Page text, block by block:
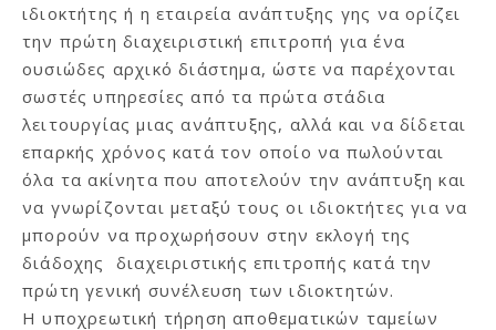
ιδιοκτήτης ή η εταιρεία ανάπτυξης γης να ορίζει
την πρώτη διαχειριστική επιτροπή για ένα
ουσιώδες αρχικό διάστημα, ώστε να παρέχονται
σωστές υπηρεσίες από τα πρώτα στάδια
λειτουργίας μιας ανάπτυξης, αλλά και να δίδεται
επαρκής χρόνος κατά τον οποίο να πωλούνται
όλα τα ακίνητα που αποτελούν την ανάπτυξη και
να γνωρίζονται μεταξύ τους οι ιδιοκτήτες για να
μπορούν να προχωρήσουν στην εκλογή της
διάδοχης διαχειριστικής επιτροπής κατά την
πρώτη γενική συνέλευση των ιδιοκτητών.
Η υποχρεωτική τήρηση αποθεματικών ταμείων